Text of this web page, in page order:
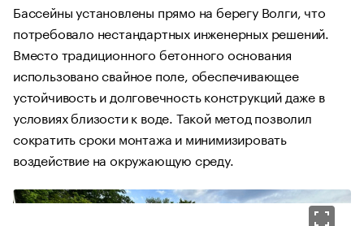
Бассейны установлены прямо на берегу Волги, что
потребовало нестандартных инженерных решений.
Вместо традиционного бетонного основания
использовано свайное поле, обеспечивающее
устойчивость и долговечность конструкций даже в
условиях близости к воде. Такой метод позволил
сократить сроки монтажа и минимизировать
воздействие на окружающую среду.